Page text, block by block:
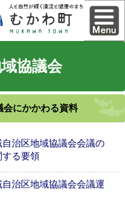
協議会
会にかかわる資料
自治区地域協議会会議の
する要領
治区地域協議会会議運